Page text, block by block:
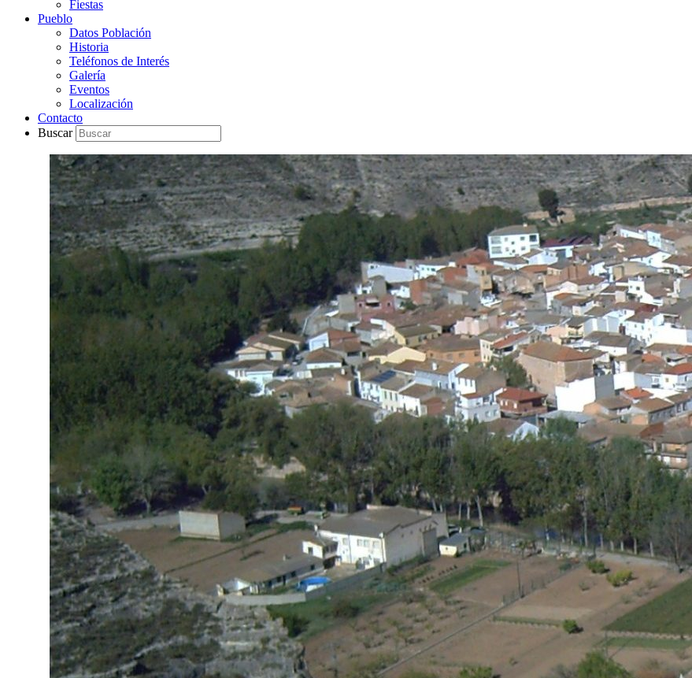
Fiestas
Pueblo
Datos Población
Historia
Teléfonos de Interés
Galería
Eventos
Localización
Contacto
Buscar